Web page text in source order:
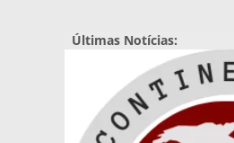
para
conteúdo
Últimas Notícias: